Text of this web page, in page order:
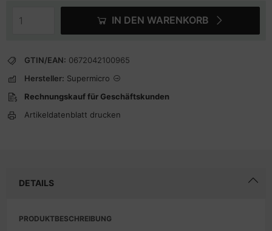
IN DEN WARENKORB
GTIN/EAN: 0672042100965
Hersteller: Supermicro
Rechnungskauf für Geschäftskunden
Artikeldatenblatt drucken
DETAILS
PRODUKTBESCHREIBUNG